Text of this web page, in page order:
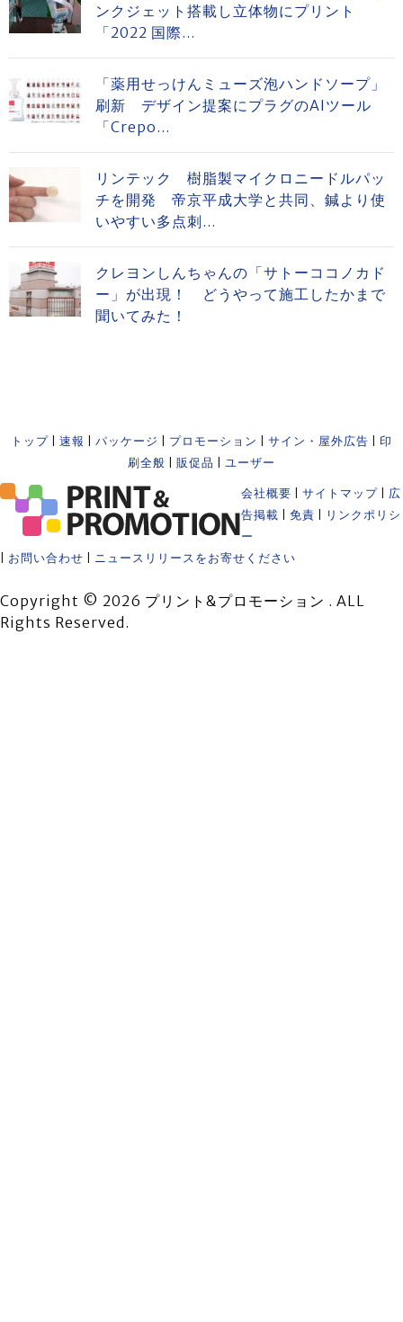
ンクジェット搭載し立体物にプリント
「2022 国際...
「薬用せっけんミューズ泡ハンドソープ」
刷新 デザイン提案にプラグのAIツール
「Crepo...
リンテック 樹脂製マイクロニードルパッ
チを開発 帝京平成大学と共同、鍼より使
いやすい多点刺...
クレヨンしんちゃんの「サトーココノカド
ー」が出現！ どうやって施工したかまで
聞いてみた！
トップ 速報 パッケージ プロモーション サイン・屋外広告
印
刷全般
販促品 ユーザー
会社概要 サイトマップ
広
告掲載
免責
リンクポリシ
ー
お問い合わせ ニュースリリースをお寄せください
Copyright © 2026 プリント&プロモーション . ALL
Rights Reserved.